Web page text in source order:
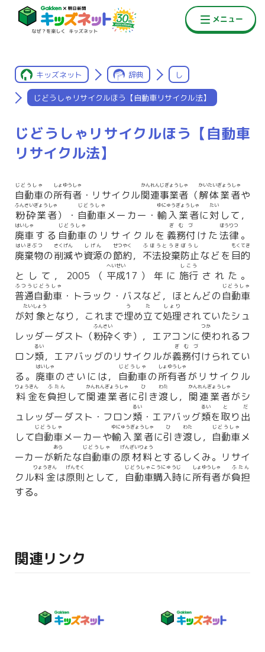
キッズネット 辞典 し
じどうしゃリサイクルほう【自動車リサイクル法】
じどうしゃリサイクルほう【自動車
リサイクル法】
自動車
じどうしゃ
の所有者
しょゆうしゃ
・リサイクル関連事業者
かんれんじぎょうしゃ
（解体業者
かいたいぎょうしゃ
や
粉砕業者
ふんさいぎょうしゃ
）・ 自動車
じどうしゃ
メーカー・ 輸入業者
ゆにゅうぎょうしゃ
に対
たい
して，
廃車
はいしゃ
する 自動車
じどうしゃ
のリサイクルを 義務付
ぎむづ
けた法律
ほうりつ
。
廃棄物
はいきぶつ
の削減
さくげん
や資源
しげん
の節約
せつやく
， 不法投棄防止
ふほうとうきぼうし
などを 目的
もくてき
として，2005（ 平成
へいせい
17）年に 施行
しこう
された。
普通自動車
ふつうじどうしゃ
・トラック・バスなど，ほとんどの自動車
じどうしゃ
が対象
たいしょう
となり，これまで埋
う
め立
た
て処理
しょり
されていたシュ
レッダーダスト（粉砕
ふんさい
くず），エアコンに使
つか
われるフ
ロン類
るい
，エアバッグのリサイクルが義務付
ぎむづ
けられてい
る。 廃車
はいしゃ
のさいには， 自動車
じどうしゃ
の所有者
しょゆうしゃ
がリサイクル
料金
りょうきん
を負担
ふたん
して関連業者
かんれんぎょうしゃ
に引
ひ
き渡
わた
し， 関連業者
かんれんぎょうしゃ
がシ
ュレッダーダスト・フロン類
るい
・エアバッグ類
るい
を取
と
り出
だ
して自動車
じどうしゃ
メーカーや輸入業者
ゆにゅうぎょうしゃ
に引
ひ
き渡
わた
し， 自動車
じどうしゃ
メ
ーカーが新
あら
たな自動車
じどうしゃ
の原材料
げんざいりょう
とするしくみ。リサイ
クル料金
りょうきん
は原則
げんそく
として， 自動車購入時
じどうしゃこうにゅうじ
に所有者
しょゆうしゃ
が負担
ふたん
する。
関連リンク